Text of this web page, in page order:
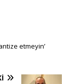
etmeyin’